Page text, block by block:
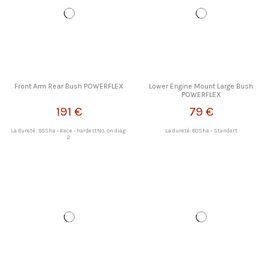
Front Arm Rear Bush POWERFLEX
191 €
La dureté: 95Sha - Race - hardestNo. on diag:
2
Lower Engine Mount Large Bush
POWERFLEX
79 €
La dureté: 80Sha - Standart